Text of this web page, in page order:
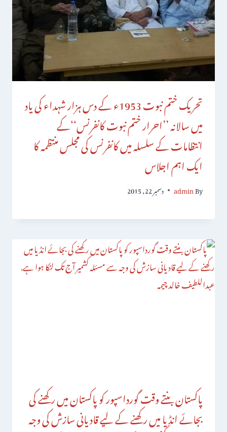
تحریک ختم نبوت 1953ء کے دس ہزار شہداء کی یاد
میں سالانہ ’’احرار ختم نبوت کانفرنس‘‘کے
انتظامات کے سلسلہ میں کانفرنس کی مجلس منتظمہ کا
ایک اہم اجلاس
By
admin دسمبر 22, 2015
پاکستان بنتے وقت گورداسپور کو پاکستان میں رکھنے کی
بجائے انڈیا میں رکھنے کے لیے قادیانی سازش کی وجہ